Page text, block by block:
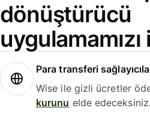
dönüştürücü
Para transferi
Wise ile gizli ücretler
kurunu elde edeceksiniz.